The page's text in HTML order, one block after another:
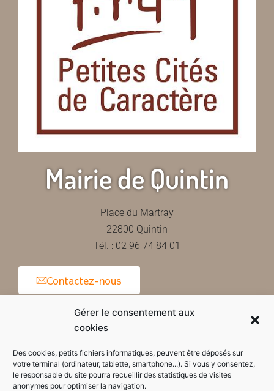
Gérer le consentement aux
cookies
Des cookies, petits fichiers informatiques, peuvent être déposés sur
votre terminal (ordinateur, tablette, smartphone...). Si vous y consentez,
le responsable du site pourra recueillir des statistiques de visites
anonymes pour optimiser la navigation.
Mairie de Quintin
Place du Martray
22800 Quintin
Tél. : 02 96 74 84 01
Contactez-nous
Horaires d'ouverture de la mairie